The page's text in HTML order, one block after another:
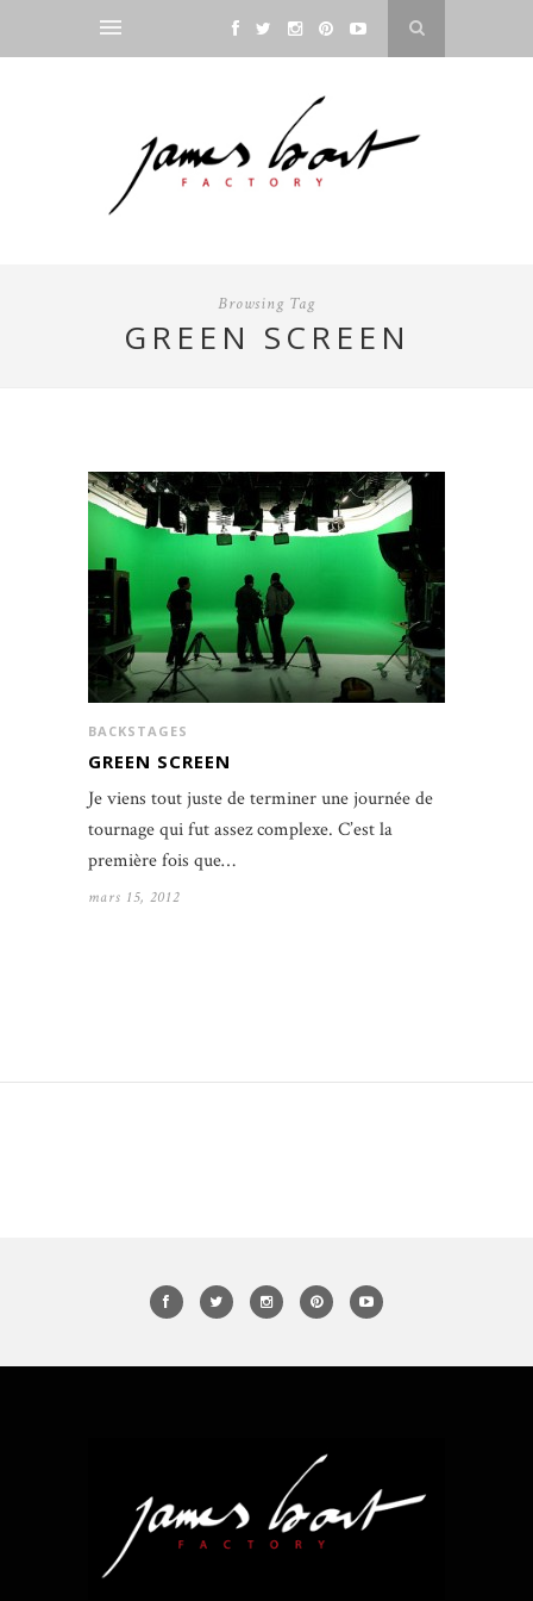
Browsing Tag
GREEN SCREEN
BACKSTAGES
GREEN SCREEN
Je viens tout juste de terminer une journée de
tournage qui fut assez complexe. C’est la
première fois que…
mars 15, 2012